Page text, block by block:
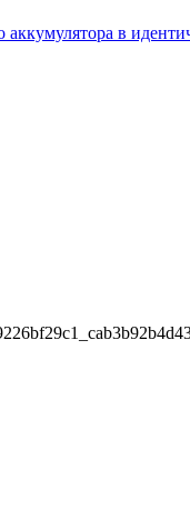
аккумулятора в